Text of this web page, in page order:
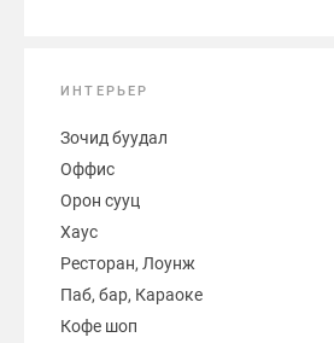
ИНТЕРЬЕР
Зочид буудал
Оффис
Орон сууц
Хаус
Ресторан, Лоунж
Паб, бар, Караоке
Кофе шоп